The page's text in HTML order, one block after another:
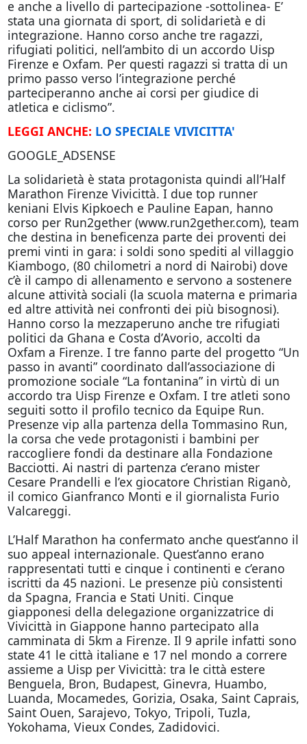
e anche a livello di partecipazione -sottolinea- E’
stata una giornata di sport, di solidarietà e di
integrazione. Hanno corso anche tre ragazzi,
rifugiati politici, nell’ambito di un accordo Uisp
Firenze e Oxfam. Per questi ragazzi si tratta di un
primo passo verso l’integrazione perché
parteciperanno anche ai corsi per giudice di
atletica e ciclismo”.
LEGGI ANCHE: LO SPECIALE VIVICITTA'
GOOGLE_ADSENSE
La solidarietà è stata protagonista quindi all’Half
Marathon Firenze Vivicittà. I due top runner
keniani Elvis Kipkoech e Pauline Eapan, hanno
corso per Run2gether (www.run2gether.com), team
che destina in beneficenza parte dei proventi dei
premi vinti in gara: i soldi sono spediti al villaggio
Kiambogo, (80 chilometri a nord di Nairobi) dove
c’è il campo di allenamento e servono a sostenere
alcune attività sociali (la scuola materna e primaria
ed altre attività nei confronti dei più bisognosi).
Hanno corso la mezzaperuno anche tre rifugiati
politici da Ghana e Costa d’Avorio, accolti da
Oxfam a Firenze. I tre fanno parte del progetto “Un
passo in avanti” coordinato dall’associazione di
promozione sociale “La fontanina” in virtù di un
accordo tra Uisp Firenze e Oxfam. I tre atleti sono
seguiti sotto il profilo tecnico da Equipe Run.
Presenze vip alla partenza della Tommasino Run,
la corsa che vede protagonisti i bambini per
raccogliere fondi da destinare alla Fondazione
Bacciotti. Ai nastri di partenza c’erano mister
Cesare Prandelli e l’ex giocatore Christian Riganò,
il comico Gianfranco Monti e il giornalista Furio
Valcareggi.
L’Half Marathon ha confermato anche quest’anno il
suo appeal internazionale. Quest’anno erano
rappresentati tutti e cinque i continenti e c’erano
iscritti da 45 nazioni. Le presenze più consistenti
da Spagna, Francia e Stati Uniti. Cinque
giapponesi della delegazione organizzatrice di
Vivicittà in Giappone hanno partecipato alla
camminata di 5km a Firenze. Il 9 aprile infatti sono
state 41 le città italiane e 17 nel mondo a correre
assieme a Uisp per Vivicittà: tra le città estere
Benguela, Bron, Budapest, Ginevra, Huambo,
Luanda, Mocamedes, Gorizia, Osaka, Saint Caprais,
Saint Ouen, Sarajevo, Tokyo, Tripoli, Tuzla,
Yokohama, Vieux Condes, Zadidovici.